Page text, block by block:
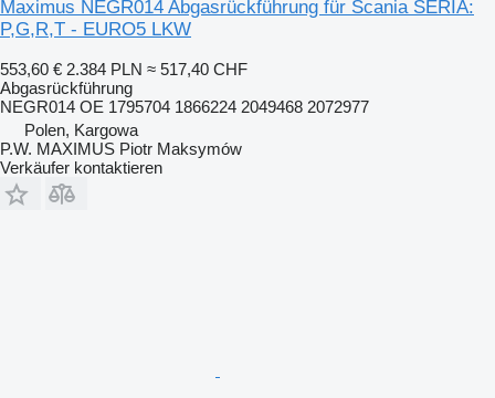
Maximus NEGR014 Abgasrückführung für Scania SERIA:
P,G,R,T - EURO5 LKW
553,60 € 2.384 PLN ≈ 517,40 CHF
Abgasrückführung
NEGR014 OE 1795704 1866224 2049468 2072977
Polen, Kargowa
P.W. MAXIMUS Piotr Maksymów
Verkäufer kontaktieren